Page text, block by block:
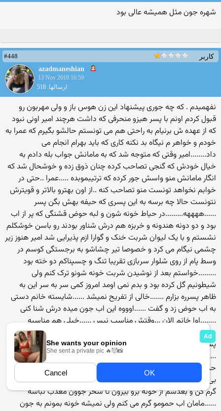
شهره جون مثل همیشه عالی بود
کاربر
#448
azadmaneshian
13 Nov 2019 16:59
ارسالها: 518
نفهمیدم . که چه جوری پیشنهاد این زن هوس باز و ولی مهربون رو
قبول کردم اونم با پسر هیزو منحرفی که داشت هرچند امیر اونی نبود
که از عهده ش برنیام به راحتی هم می تونستم حالشو بگیرم که عمرا به
خودم و خواهر م نیگاه بد نکنه کاری که باید بهرام انجام می
داد........امیر وقتی که متوجه شد که به مامانش جواب بله دادم به
خیال خودش که گنجی تصاحب کرده چنان ذوق زده و خوشحال شد که
انگار مامانش منو واسش جور کرده که ترتیبموبده .....عمرا ..حتی در
خوابم نخواهد تونست منو تصاحب کنه ..از اون بهترو بالاتر و قویترش
نتونست حالا چه برسه به این پسری که حیفه بهش بگن پسر
......ههههه.........در حیاط خونه شون و لبه حوض قشنگی که پر از اب
بود و دو دونه هندونه و خربزه هم درش شناور بودند رو باسن خوشکلم
نشستم و با یک لیوان شربت خنک و گوارا ازم پذیرایی شد امیر هنوز زیر
چشمی نیگام می کرد و خصوصا تیر چشاشو به برجستگی کوسم در
وسط پام از روی شلوار سربازی تقریبا تنگ و چسپناکم دو خته بود
.........خواستم بعد از نوشیدن شربت خونه شونو ترک کنم ولی
شیطونیم گل کرده بود و بدم نمی اومد امروز کمی سر به سر این به
ظاهر پسرره بزارم .......خالی از تفریح نمیشد ......شایسته خانم دستی
به اب حوض زد و گفت ......اوووه این اب جون میده درش شنا کنی
........اوا خانم الان ...وقتش مناسب نیس ......خیلی هم مناسبه
..........مامانم راس میگه خیلی خوب میشه ابتنی کنی ........خب من
پسر و مامانشو تنها بزارم که با خیال راحت در حوضشون ابتنی کنن
.....من رفتم .......اووووا.....سجر جووون مگه میزارم بری اوردمت تو
حیاط خونه و ممکن نیس بدونه حموم و و ناهار مرخصت کنم ...حوضو
بی خیال میشیم ...اهای امیر ...تکون به خودت بده و برو اب حمومو
گرم کن و بعدشم از خونه برو بیرون تا سحر جوون معذب نباشه
......مامان اب حمومو گرم می کنم ولی نمیشه خونه بمونم به جون